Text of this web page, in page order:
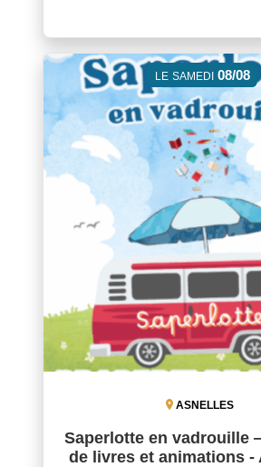
LE SAMEDI 08/08
ASNELLES
Saperlotte en vadrouille
de livres et animations -